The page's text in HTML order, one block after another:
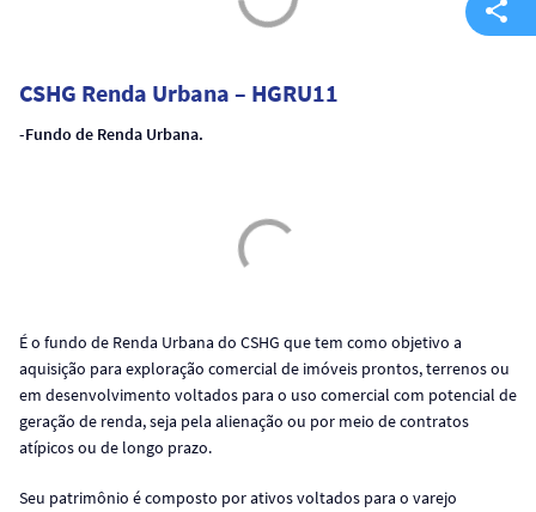
CSHG Renda Urbana – HGRU11
-Fundo de Renda Urbana.
É o fundo de Renda Urbana do CSHG que tem como objetivo a
aquisição para exploração comercial de imóveis prontos, terrenos ou
em desenvolvimento voltados para o uso comercial com potencial de
geração de renda, seja pela alienação ou por meio de contratos
atípicos ou de longo prazo.
Seu patrimônio é composto por ativos voltados para o varejo